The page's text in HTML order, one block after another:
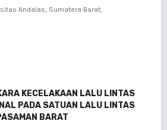
Andalas, Sumatera Barat,
KECELAKAAN LALU LINTAS
PADA SATUAN LALU LINTAS
BARAT